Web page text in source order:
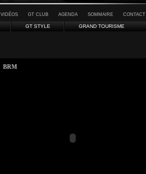
VIDÉOS GT CLUB AGENDA SOMMAIRE CONTACT
GT STYLE GRAND TOURISME
BRM